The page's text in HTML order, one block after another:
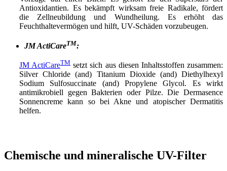
Antioxidantien. Es bekämpft wirksam freie Radikale, fördert
die Zellneubildung und Wundheilung. Es erhöht das
Feuchthaltevermögen und hilft, UV-Schäden vorzubeugen.
JM ActiCareTM:
JM ActiCareTMsetzt sich aus diesen Inhaltsstoffen zusammen:
Silver Chloride (and) Titanium Dioxide (and) Diethylhexyl
Sodium Sulfosuccinate (and) Propylene Glycol. Es wirkt
antimikrobiell gegen Bakterien oder Pilze. Die Dermasence
Sonnencreme kann so bei Akne und atopischer Dermatitis
helfen.
Chemische und mineralische UV-Filter